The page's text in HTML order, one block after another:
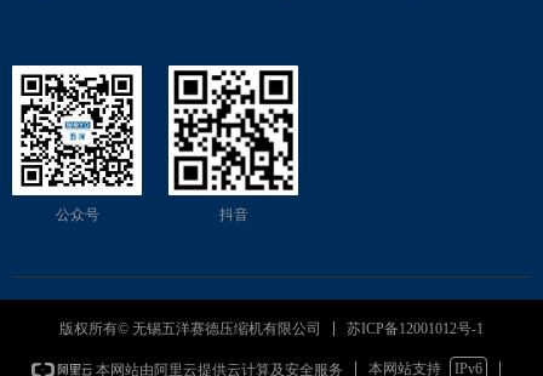
公众号 抖音
版权所有© 无锡五洋赛德压缩机有限公司 苏ICP备12001012号-1
本网站由阿里云提供云计算及安全服务 本网站支持 IPv6